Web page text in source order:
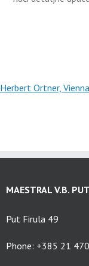
Herbert Ortner,
MAESTRAL V.B.
Put Firula 49
Phone: +385 21